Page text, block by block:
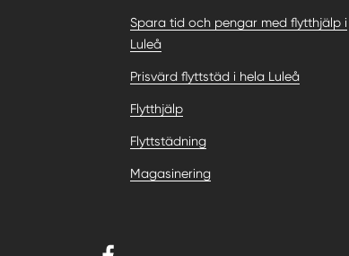
Spara tid och pengar med flytthjälp i
Luleå
Prisvärd flyttstäd i hela Luleå
Flytthjälp
Flyttstädning
Magasinering